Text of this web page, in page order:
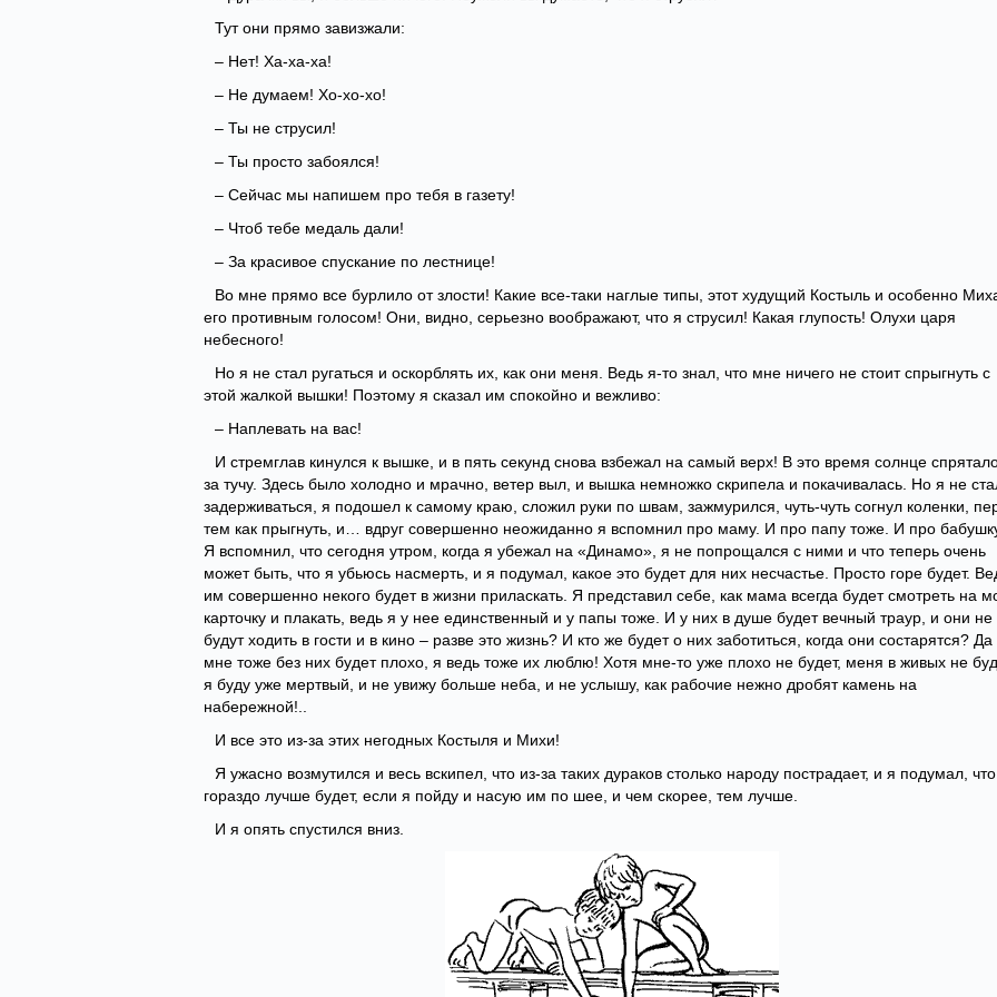
Тут они прямо завизжали:
– Нет! Ха-ха-ха!
– Не думаем! Хо-хо-хо!
– Ты не струсил!
– Ты просто забоялся!
– Сейчас мы напишем про тебя в газету!
– Чтоб тебе медаль дали!
– За красивое спускание по лестнице!
Во мне прямо все бурлило от злости! Какие все-таки наглые типы, этот худущий Костыль и особенно
его противным голосом! Они, видно, серьезно воображают, что я струсил! Какая глупость! Олухи царя
небесного!
Но я не стал ругаться и оскорблять их, как они меня. Ведь я-то знал, что мне ничего не стоит спрыгнуть с
этой жалкой вышки! Поэтому я сказал им спокойно и вежливо:
– Наплевать на вас!
И стремглав кинулся к вышке, и в пять секунд снова взбежал на самый верх! В это время солнце
за тучу. Здесь было холодно и мрачно, ветер выл, и вышка немножко скрипела и покачивалась. Но я не
задерживаться, я подошел к самому краю, сложил руки по швам, зажмурился, чуть-чуть согнул коленки,
тем как прыгнуть, и… вдруг совершенно неожиданно я вспомнил про маму. И про папу тоже. И про
Я вспомнил, что сегодня утром, когда я убежал на «Динамо», я не попрощался с ними и что теперь очень
может быть, что я убьюсь насмерть, и я подумал, какое это будет для них несчастье. Просто горе будет.
им совершенно некого будет в жизни приласкать. Я представил себе, как мама всегда будет смотреть на
карточку и плакать, ведь я у нее единственный и у папы тоже. И у них в душе будет вечный траур, и они не
будут ходить в гости и в кино – разве это жизнь? И кто же будет о них заботиться, когда они состарятся? Да
мне тоже без них будет плохо, я ведь тоже их люблю! Хотя мне-то уже плохо не будет, меня в живых не
я буду уже мертвый, и не увижу больше неба, и не услышу, как рабочие нежно дробят камень на
набережной!..
И все это из-за этих негодных Костыля и Михи!
Я ужасно возмутился и весь вскипел, что из-за таких дураков столько народу пострадает, и я подумал, что
гораздо лучше будет, если я пойду и насую им по шее, и чем скорее, тем лучше.
И я опять спустился вниз.